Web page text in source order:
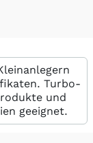
Turbo-
und
geeignet.